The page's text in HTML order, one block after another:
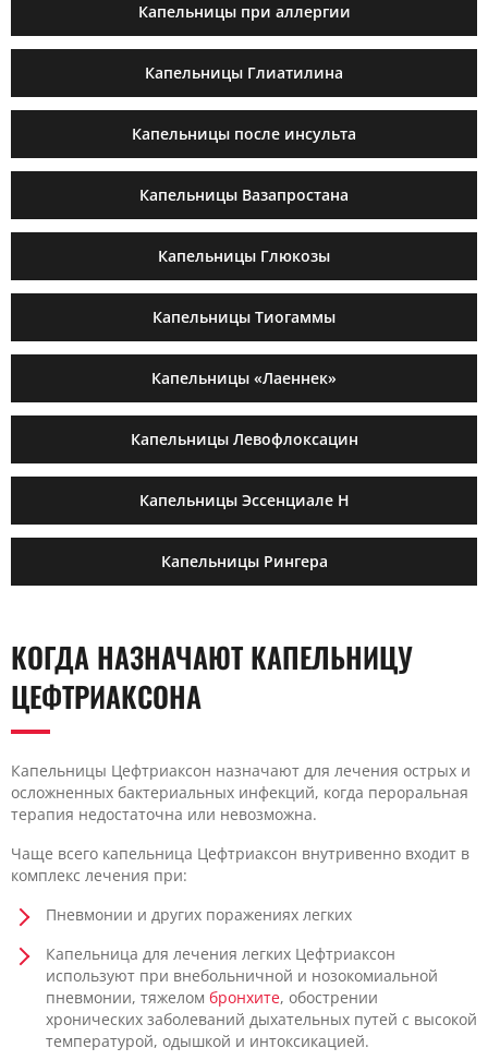
Капельницы при аллергии
Капельницы Глиатилина
Капельницы после инсульта
Капельницы Вазапростана
Капельницы Глюкозы
Капельницы Тиогаммы
Капельницы «Лаеннек»
Капельницы Левофлоксацин
Капельницы Эссенциале Н
Капельницы Рингера
КОГДА НАЗНАЧАЮТ КАПЕЛЬНИЦУ
ЦЕФТРИАКСОНА
Капельницы Цефтриаксон назначают для лечения острых и
осложненных бактериальных инфекций, когда пероральная
терапия недостаточна или невозможна.
Чаще всего капельница Цефтриаксон внутривенно входит в
комплекс лечения при:
Пневмонии и других поражениях легких
Капельница для лечения легких Цефтриаксон
используют при внебольничной и нозокомиальной
пневмонии, тяжелом бронхите, обострении
хронических заболеваний дыхательных путей с высокой
температурой, одышкой и интоксикацией.